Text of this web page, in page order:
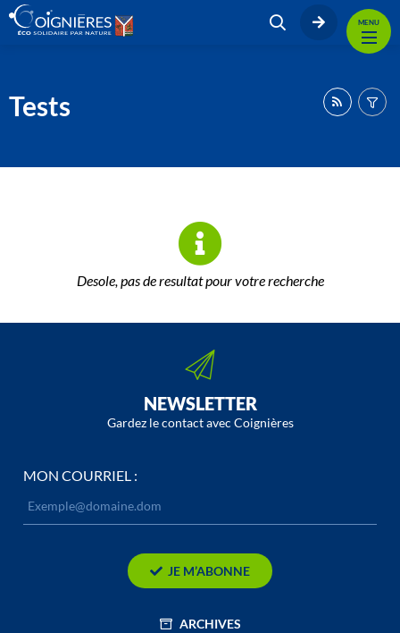
MENU
Tests
Desole, pas de resultat pour votre recherche
NEWSLETTER
Gardez le contact avec Coignières
MON COURRIEL :
JE M’ABONNE
ARCHIVES